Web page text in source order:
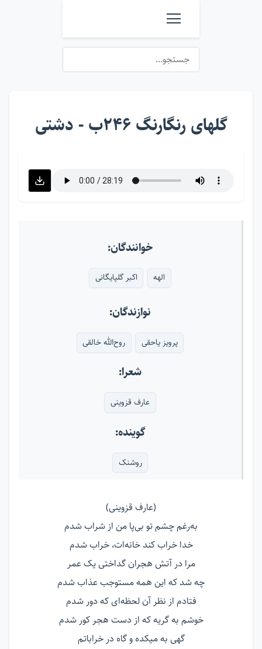
گلهای رنگارنگ ۲۴۶ب - دشتی
خوانندگان:
الهه اکبر گلپایگانی
نوازندگان:
پرویز یاحقی روح‌الله خالقی
شعرا:
عارف قزوینی
گوینده:
روشنک
(عارف قزوینی)
به‌رغم چشم تو بی‌پا من از شراب شدم
خدا خراب کند خانه‌ات، خراب شدم
مرا در آتش هجران گداختی یک عمر
چه شد که این همه مستوجب عذاب شدم
فتادم از نظر آن لحظه‌ای که دور شدم
خوشم به گریه که از دست هجر کور شدم
گهی به میکده و گاه در خراباتم